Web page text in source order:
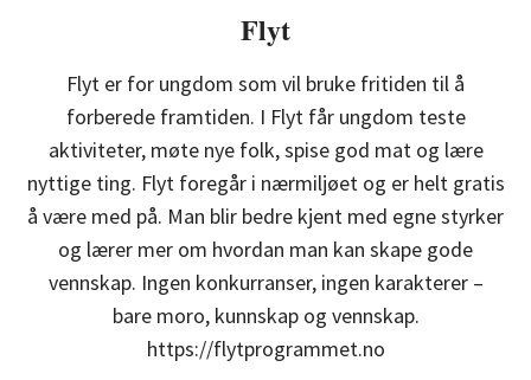
Flyt
Flyt er for ungdom som vil bruke fritiden til å
forberede framtiden. I Flyt får ungdom teste
aktiviteter, møte nye folk, spise god mat og lære
nyttige ting. Flyt foregår i nærmiljøet og er helt gratis
å være med på. Man blir bedre kjent med egne styrker
og lærer mer om hvordan man kan skape gode
vennskap. Ingen konkurranser, ingen karakterer –
bare moro, kunnskap og vennskap.
https://flytprogrammet.no